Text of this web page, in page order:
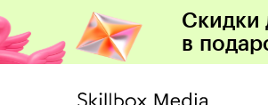
Скидки
в